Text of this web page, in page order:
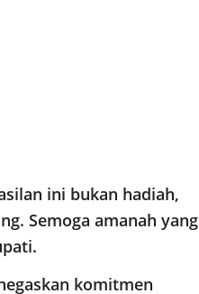
ini bukan hadiah,
Semoga amanah yang
komitmen